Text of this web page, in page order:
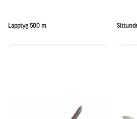
Lapptyg 500 m